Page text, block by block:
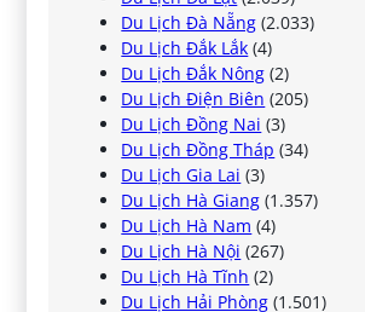
Du Lịch Đà Nẵng (2.033)
Du Lịch Đắk Lắk (4)
Du Lịch Đắk Nông (2)
Du Lịch Điện Biên (205)
Du Lịch Đồng Nai (3)
Du Lịch Đồng Tháp (34)
Du Lịch Gia Lai (3)
Du Lịch Hà Giang (1.357)
Du Lịch Hà Nam (4)
Du Lịch Hà Nội (267)
Du Lịch Hà Tĩnh (2)
Du Lịch Hải Phòng (1.501)